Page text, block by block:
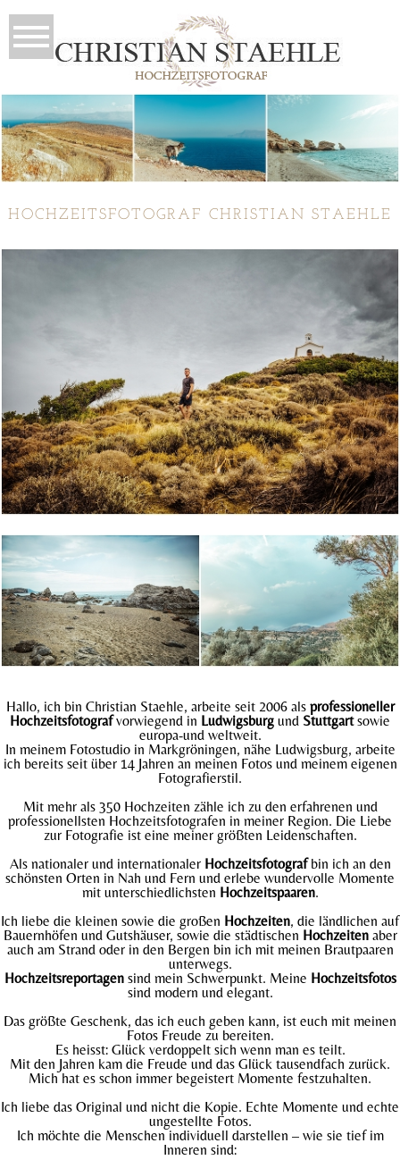
HOCHZEITSFOTOGRAF CHRISTIAN STAEHLE
Hallo, ich bin Christian Staehle, arbeite seit 2006 als professioneller
Hochzeitsfotografvorwiegend in Ludwigsburg und Stuttgartsowie
europa-und weltweit.
In meinem Fotostudio in Markgröningen, nähe Ludwigsburg, arbeite
ich bereits seit über 14 Jahren an meinen Fotos und meinem eigenen
Fotografierstil.
Mit mehr als 350 Hochzeiten zähle ich zu den erfahrenen und
professionellsten Hochzeitsfotografen in meiner Region. Die Liebe
zur Fotografie ist eine meiner größten Leidenschaften.
Als nationaler und internationaler Hochzeitsfotografbin ich an den
schönsten Orten in Nah und Fern und erlebe wundervolle Momente
mit unterschiedlichsten Hochzeitspaaren.
Ich liebe die kleinen sowie die großen Hochzeiten, die ländlichen auf
Bauernhöfen und Gutshäuser, sowie die städtischen Hochzeitenaber
auch am Strand oder in den Bergen bin ich mit meinen Brautpaaren
unterwegs.
Hochzeitsreportagensind mein Schwerpunkt. Meine Hochzeitsfotos
sind modern und elegant.
Das größte Geschenk, das ich euch geben kann, ist euch mit meinen
Fotos Freude zu bereiten.
Es heisst: Glück verdoppelt sich wenn man es teilt.
Mit den Jahren kam die Freude und das Glück tausendfach zurück.
Mich hat es schon immer begeistert Momente festzuhalten.
Ich liebe das Original und nicht die Kopie. Echte Momente und echte
ungestellte Fotos.
Ich möchte die Menschen individuell darstellen – wie sie tief im
Inneren sind: